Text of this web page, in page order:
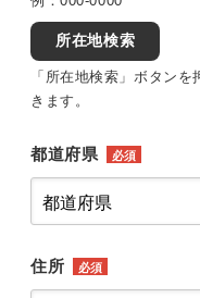
所在地検索
「所在地検索」ボタン
きます。
都道府県 必須
住所 必須